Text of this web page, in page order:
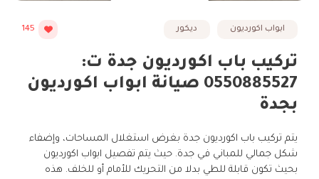
ابواب اكورديون ديكور 145
تركيب باب اكورديون جدة ت:
0550885527 صيانة ابواب اكورديون
بجدة
يتم تركيب باب اكورديون جدة بغرض استغلال المساحات، وإضفاء
شكل جمالي للمباني في جدة. حيث يتم تفصيل ابواب اكورديون
بحيث تكون قابلة للطي بدلا من التحريك للأمام أو للخلف. هذه